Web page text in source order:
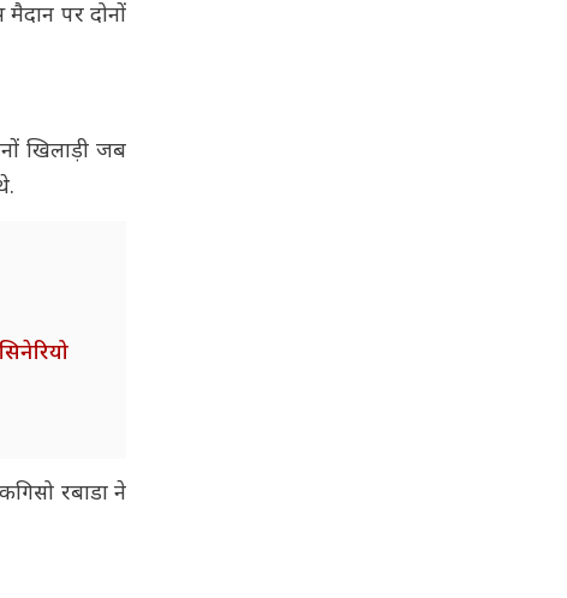
पर दोनों
खिलाड़ी जब
रबाडा ने